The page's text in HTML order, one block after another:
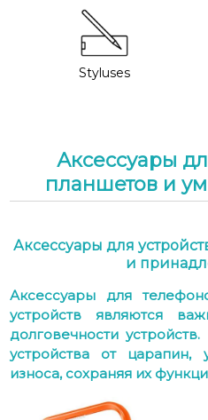
Styluses
Аксессуары
планшетов и
Аксессуары для
и
Аксессуары для
устройств являются
долговечности
устройства от
износа, сохраняя их